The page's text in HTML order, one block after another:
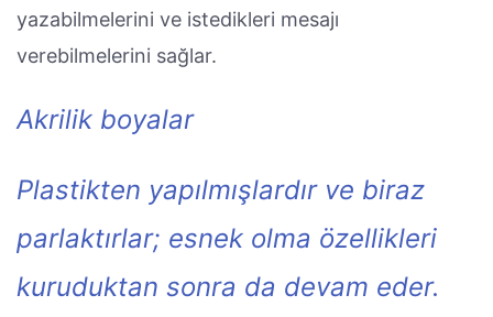
yazabilmelerini ve istedikleri mesajı
verebilmelerini sağlar.
Akrilik boyalar
Plastikten yapılmışlardır ve biraz
parlaktırlar; esnek olma özellikleri
kuruduktan sonra da devam eder.